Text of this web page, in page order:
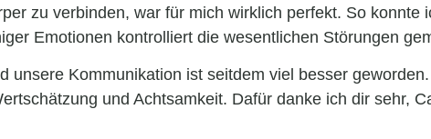
zu verbinden, war für mich wirklich perfekt. So konnte
Emotionen kontrolliert die wesentlichen Störungen
unsere Kommunikation ist seitdem viel besser
und Achtsamkeit. Dafür danke ich dir sehr,